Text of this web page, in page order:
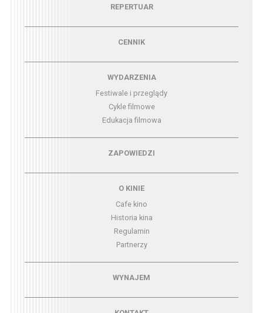
Menu - repertuarREPERTUAR
CENNIK
Menu - wydarzeniaWYDARZENIA
Festiwale i przeglądy
Cykle filmowe
Edukacja filmowa
Menu - zapowiedziZAPOWIEDZI
O KINIE
Cafe kino
Historia kina
Regulamin
Partnerzy
Menu - wynajemWYNAJEM